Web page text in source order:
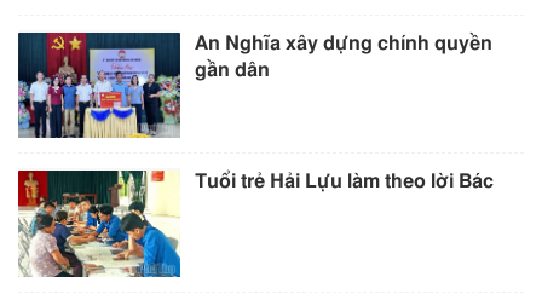
An Nghĩa xây dựng chính quyền
gần dân
Tuổi trẻ Hải Lựu làm theo lời Bác